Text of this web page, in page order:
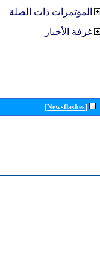
المؤتمرات ذات الصلة
غرفة الأخبار
[Newsflashes]